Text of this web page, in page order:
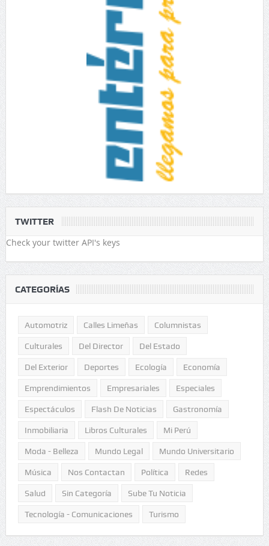
TWITTER
Check your twitter API's keys
CATEGORÍAS
Automotriz Calles Limeñas Columnistas
Culturales Del Director Del Estado
Del Exterior Deportes Ecología Economía
Emprendimientos Empresariales Especiales
Espectáculos Flash De Noticias Gastronomía
Inmobiliaria Libros Culturales Mi Perú
Moda - Belleza Mundo Legal Mundo Universitario
Música Nos Contactan Política Redes
Salud Sin Categoría Sube Tu Noticia
Tecnología - Comunicaciones Turismo